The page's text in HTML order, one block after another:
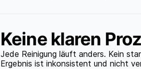
Keine klaren
Jede Reinigung läuft anders. Kein
Ergebnis ist inkonsistent und nicht